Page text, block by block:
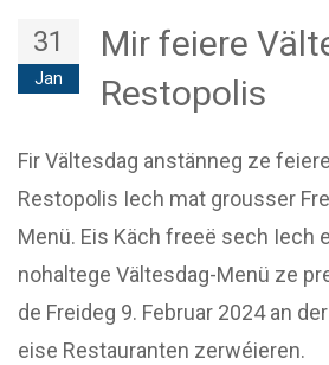
31
Jan
Mir feiere
Restopolis
Fir Vältesdag anstänneg ze
Restopolis Iech mat grousser
Menü. Eis Käch freeë sech Iech
nohaltege Vältesdag-Menü ze
de Freideg 9. Februar 2024 an
eise Restauranten zerwéieren.